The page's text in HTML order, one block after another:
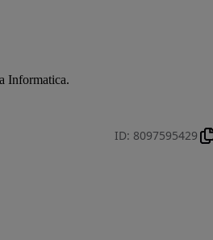
Informatica.
ID: 8097595429